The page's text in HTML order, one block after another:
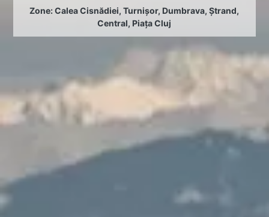
Zone:Calea Cisnădiei,Turnișor, Dumbrava,Ștrand,
Central, Piața Cluj